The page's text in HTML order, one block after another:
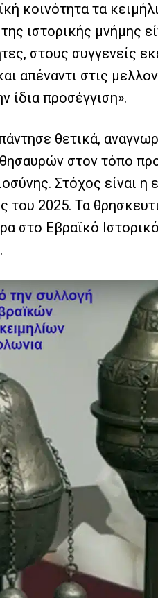
κοινότητα τα
ιστορικής μνήμης
στους συγγενείς
απέναντι στις
ίδια προσέγγιση».
θετικά,
στον τόπο
Στόχος είναι
του 2025. Τα
στο Εβραϊκό
.